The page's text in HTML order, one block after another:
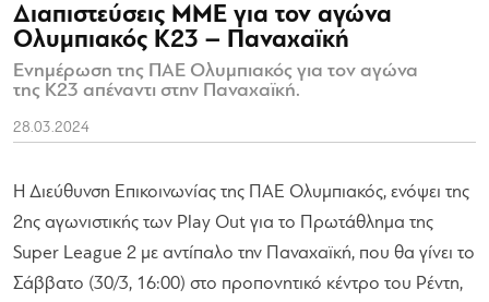
Διαπιστεύσεις ΜΜΕ για τον αγώνα
Ολυμπιακός Κ23 – Παναχαϊκή
Ενημέρωση της ΠΑΕ Ολυμπιακός για τον αγώνα
της Κ23 απέναντι στην Παναχαϊκή.
28.03.2024
Η Διεύθυνση Επικοινωνίας της ΠΑΕ Ολυμπιακός, ενόψει της
2ης αγωνιστικής των Play Out για το Πρωτάθλημα της
Super League 2 με αντίπαλο την Παναχαϊκή, που θα γίνει το
Σάββατο (30/3, 16:00) στο προπονητικό κέντρο του Ρέντη,